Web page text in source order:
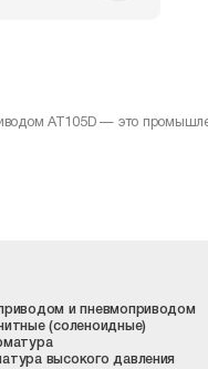
AT105D — это
и пневмоприводом
(соленоидные)
высокого давления